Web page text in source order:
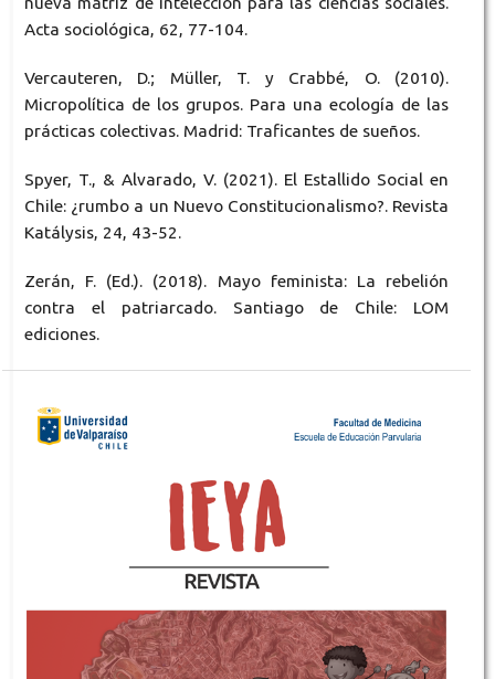
Acta sociológica, 62, 77-104.
Vercauteren, D.; Müller, T. y Crabbé, O. (2010).
Micropolítica de los grupos. Para una ecología de las
prácticas colectivas. Madrid: Traficantes de sueños.
Spyer, T., & Alvarado, V. (2021). El Estallido Social en
Chile: ¿rumbo a un Nuevo Constitucionalismo?. Revista
Katálysis, 24, 43-52.
Zerán, F. (Ed.). (2018). Mayo feminista: La rebelión
contra el patriarcado. Santiago de Chile: LOM
ediciones.